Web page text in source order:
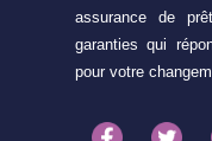
assurance de
garanties qui
pour votre